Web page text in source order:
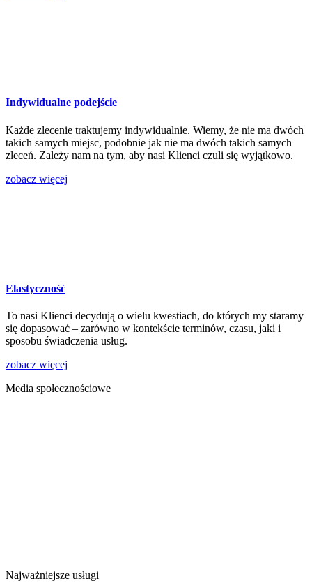
Indywidualne podejście
Każde zlecenie traktujemy indywidualnie. Wiemy, że nie ma dwóch
takich samych miejsc, podobnie jak nie ma dwóch takich samych
zleceń. Zależy nam na tym, aby nasi Klienci czuli się wyjątkowo.
zobacz więcej
Elastyczność
To nasi Klienci decydują o wielu kwestiach, do których my staramy
się dopasować – zarówno w kontekście terminów, czasu, jaki i
sposobu świadczenia usług.
zobacz więcej
Media społecznościowe
Najważniejsze usługi